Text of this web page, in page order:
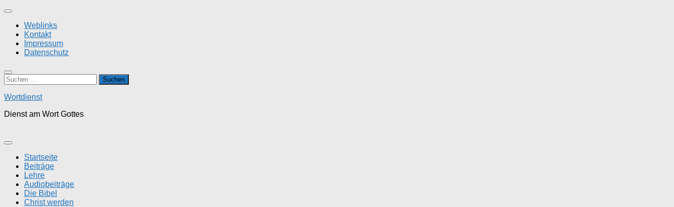
Zum
springenWeblinks
Kontakt
Impressum
Datenschutz
Suchen
nach:
Wortdienst
Dienst am Wort Gottes
Startseite
Beiträge
Lehre
Audiobeiträge
Die Bibel
Christ werden